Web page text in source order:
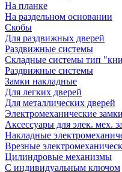
На планке
На раздельном основании
Скобы
Для раздвижных дверей
Раздвижные системы
Складные системы тип
Раздвижные системы
Замки накладные
Для легких дверей
Для металлических дверей
Электромеханические
Аксессуары для элек. мех.
Накладные
Врезные
Цилиндровые механизмы
С индивидуальным ключом